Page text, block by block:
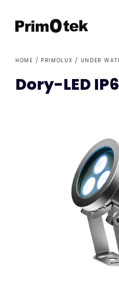
HOME / PRIMOLUX / UNDER
Dory-LED